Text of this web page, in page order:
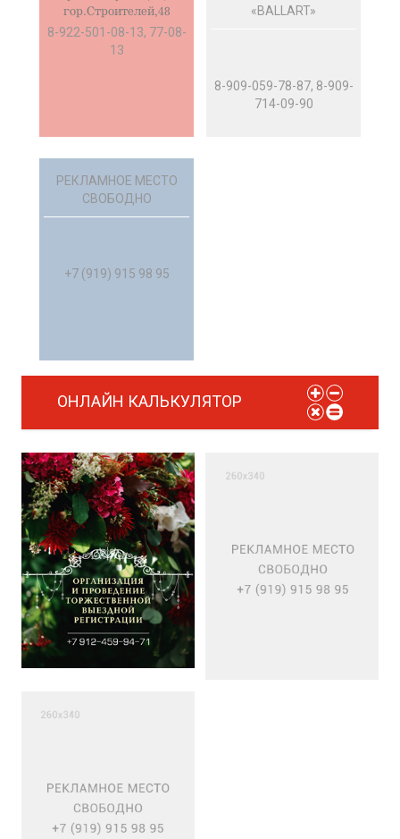
гор.Строителей,48
8-922-501-08-13, 77-08-
13
«BALLART»
8-909-059-78-87, 8-909-
714-09-90
РЕКЛАМНОЕ МЕСТО
СВОБОДНО
+7 (919) 915 98 95
ОНЛАЙН КАЛЬКУЛЯТОР